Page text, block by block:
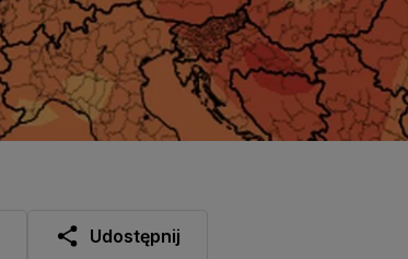
Udostępnij